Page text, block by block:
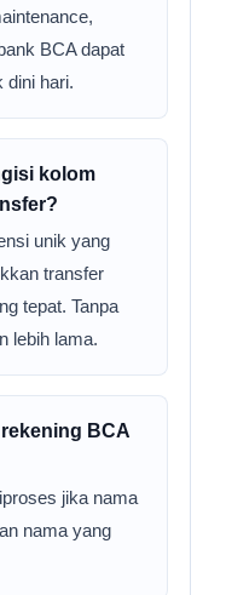
BCA dapat
dini hari.
kolom
unik yang
transfer
tepat. Tanpa
lebih lama.
BCA
jika nama
nama yang